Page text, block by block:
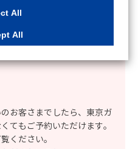
理」は、東京ガスのガス
ても予約できるか。
お客さまでしたら、東京ガ
てもご予約いただけます。
ください。
All". If you agree to the use
All". To select your preferen
settings at any time by c
on this banner or through y
information regarding the pr
Cookies DetailsPrivacy Polic
All
All